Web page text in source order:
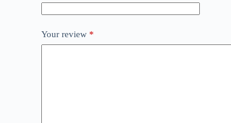
Your review *